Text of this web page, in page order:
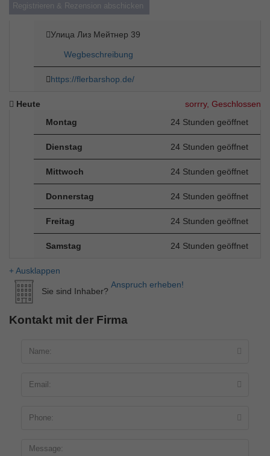
Улица Лиз Мейтнер 39
Wegbeschreibung
https://flerbarshop.de/
Heute
sorrry, Geschlossen
Montag
24 Stunden geöffnet
Dienstag 24 Stunden geöffnet
Mittwoch 24 Stunden geöffnet
Donnerstag 24 Stunden geöffnet
Freitag 24 Stunden geöffnet
Samstag 24 Stunden geöffnet
Ausklappen
Sie sind Inhaber?
Anspruch erheben!
Kontakt mit der Firma